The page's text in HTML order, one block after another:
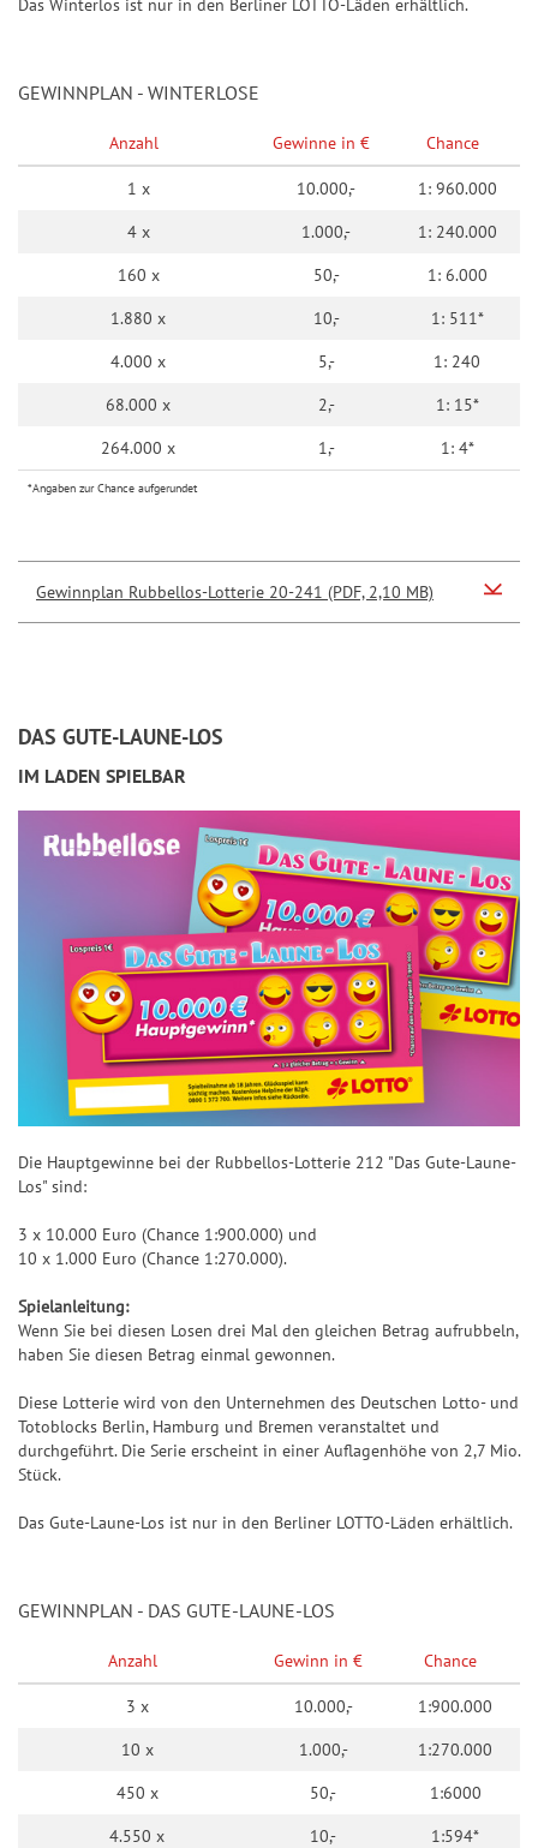
GEWINNPLAN - WINTERLOSE
Anzahl Gewinne in € Chance
1 x 10.000,-
1: 960.000
4 x
1.000,-
1: 240.000
160 x
50,-
1: 6.000
1.880 x
10,-
1: 511*
4.000 x
5,-
1: 240
68.000 x
2,-
1: 15*
264.000 x
1,- 1: 4*
*Angaben zur Chance aufgerundet
Gewinnplan Rubbellos-Lotterie 20-241 (PDF, 2,10 MB)
DAS GUTE-LAUNE-LOS
IM LADEN SPIELBAR
Die Hauptgewinne bei der Rubbellos-Lotterie 212 "Das Gute-Laune-
Los" sind:
3 x 10.000 Euro (Chance 1:900.000) und
10 x 1.000 Euro (Chance 1:270.000).
Spielanleitung:
Wenn Sie bei diesen Losen drei Mal den gleichen Betrag aufrubbeln,
haben Sie diesen Betrag einmal gewonnen.
Diese Lotterie wird von den Unternehmen des Deutschen Lotto- und
Totoblocks Berlin, Hamburg und Bremen veranstaltet und
durchgeführt. Die Serie erscheint in einer Auflagenhöhe von 2,7 Mio.
Stück.
Das Gute-Laune-Los ist nur in den Berliner LOTTO-Läden erhältlich.
GEWINNPLAN - DAS GUTE-LAUNE-LOS
Anzahl Gewinn in € Chance
3 x 10.000,-
1:900.000
10 x
1.000,-
1:270.000
450 x
50,-
1:6000
4.550 x
10,-
1:594*